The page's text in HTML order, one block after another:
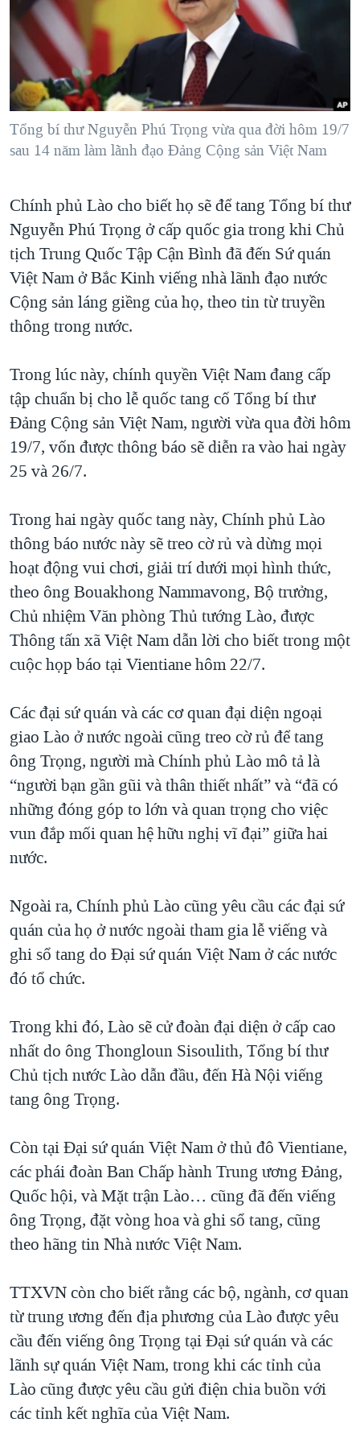
"Tìm"NGƯỜI VIỆT HẢI NGOẠI
ĐỜI SỐNG
KINH TẾ
KHOA HỌC
SỨC KHOẺ
GIÁO DỤC
TẠI
HÀNH TRÌNH BẦU CỬ 2024
MỘT NĂM CHIẾN TRANH TẠI DẢI GAZA
GIẢI MÃ VÀNH ĐAI & CON ĐƯỜNG
TRỊNH VĨNH BÌNH - NGƯỜI HẠ 'BÊN THẮNG CUỘC'
CHI PHÍ CHIẾN TRANH AFGHANISTAN
CÁC GIÁ TRỊ CỘNG HÒA Ở VIỆT NAM
THƯỢNG ĐỈNH TRUMP-KIM TẠI VIỆT NAM
TRỊNH VĨNH BÌNH VS. CHÍNH PHỦ VIỆT NAM
NGƯ DÂN VIỆT VÀ LÀN SÓNG TRỘM HẢI SÂM
QUAN HỆ VIỆT MỸ
VIDEO
NGHE
MẠNG XÃ HỘI
Tổng bí thư Nguyễn Phú Trọng vừa qua đời hôm 19/7
sau 14 năm làm lãnh đạo Đảng Cộng sản Việt Nam
Chính phủ Lào cho biết họ sẽ để tang Tổng bí thư
Nguyễn Phú Trọng ở cấp quốc gia trong khi Chủ
tịch Trung Quốc Tập Cận Bình đã đến Sứ quán
Việt Nam ở Bắc Kinh viếng nhà lãnh đạo nước
Cộng sản láng giềng của họ, theo tin từ truyền
thông trong nước.
Trong lúc này, chính quyền Việt Nam đang cấp
tập chuẩn bị cho lễ quốc tang cố Tổng bí thư
Đảng Cộng sản Việt Nam, người vừa qua đời hôm
19/7, vốn được thông báo sẽ diễn ra vào hai ngày
25 và 26/7.
Trong hai ngày quốc tang này, Chính phủ Lào
thông báo nước này sẽ treo cờ rủ và dừng mọi
hoạt động vui chơi, giải trí dưới mọi hình thức,
theo ông Bouakhong Nammavong, Bộ trưởng,
Chủ nhiệm Văn phòng Thủ tướng Lào, được
Thông tấn xã Việt Nam dẫn lời cho biết trong một
cuộc họp báo tại Vientiane hôm 22/7.
Các đại sứ quán và các cơ quan đại diện ngoại
giao Lào ở nước ngoài cũng treo cờ rủ để tang
ông Trọng, người mà Chính phủ Lào mô tả là
“người bạn gần gũi và thân thiết nhất” và “đã có
những đóng góp to lớn và quan trọng cho việc
vun đắp mối quan hệ hữu nghị vĩ đại” giữa hai
nước.
Ngoài ra, Chính phủ Lào cũng yêu cầu các đại sứ
quán của họ ở nước ngoài tham gia lễ viếng và
ghi sổ tang do Đại sứ quán Việt Nam ở các nước
đó tổ chức.
Trong khi đó, Lào sẽ cử đoàn đại diện ở cấp cao
nhất do ông Thongloun Sisoulith, Tổng bí thư
Chủ tịch nước Lào dẫn đầu, đến Hà Nội viếng
tang ông Trọng.
Còn tại Đại sứ quán Việt Nam ở thủ đô Vientiane,
các phái đoàn Ban Chấp hành Trung ương Đảng,
Quốc hội, và Mặt trận Lào… cũng đã đến viếng
ông Trọng, đặt vòng hoa và ghi sổ tang, cũng
theo hãng tin Nhà nước Việt Nam.
TTXVN còn cho biết rằng các bộ, ngành, cơ quan
từ trung ương đến địa phương của Lào được yêu
cầu đến viếng ông Trọng tại Đại sứ quán và các
lãnh sự quán Việt Nam, trong khi các tỉnh của
Lào cũng được yêu cầu gửi điện chia buồn với
các tỉnh kết nghĩa của Việt Nam.